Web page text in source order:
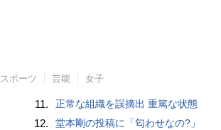
スポーツ 芸能 女子
11. 正常な組織を誤摘出 重篤な状態
12. 堂本剛の投稿に「匂わせなの?」